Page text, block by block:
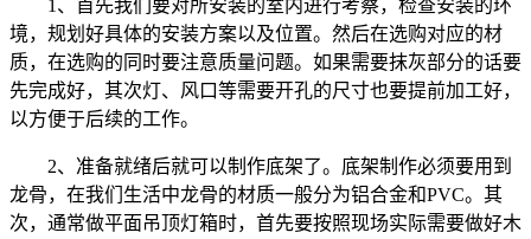
1、首先我们要对所安装的室内进行考察，检查安装的环
境，规划好具体的安装方案以及位置。然后在选购对应的材
质，在选购的同时要注意质量问题。如果需要抹灰部分的话要
先完成好，其次灯、风口等需要开孔的尺寸也要提前加工好，
以方便于后续的工作。
2、准备就绪后就可以制作底架了。底架制作必须要用到
龙骨，在我们生活中龙骨的材质一般分为铝合金和PVC。其
次，通常做平面吊顶灯箱时，首先要按照现场实际需要做好木